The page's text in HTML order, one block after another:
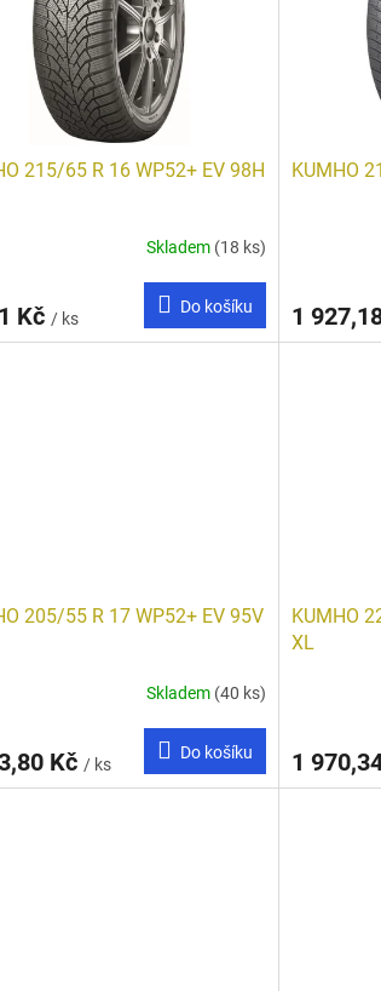
215/65 R 16 WP52+ EV 98H
Skladem (18 ks)
Kč / ks
Do košíku
KUMHO
1
205/55 R 17 WP52+ EV 95V
Skladem (40 ks)
Kč / ks
Do košíku
KUMHO
XL
1